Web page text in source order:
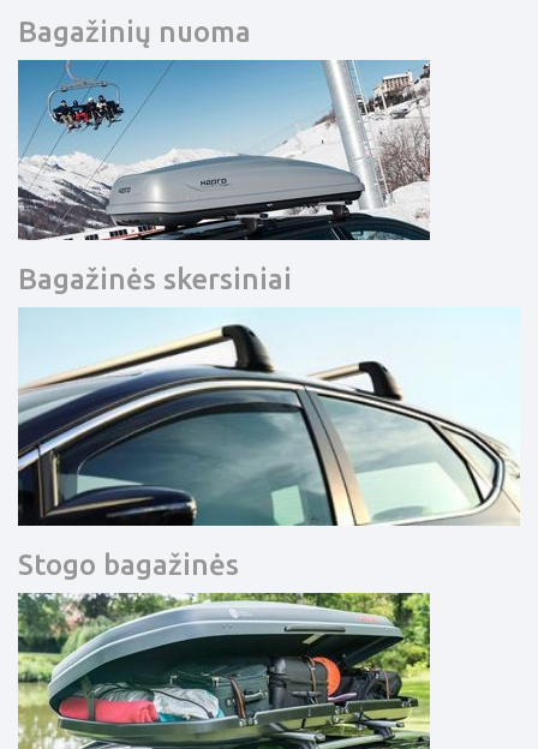
Bagažinių nuoma
Bagažinės skersiniai
Stogo bagažinės